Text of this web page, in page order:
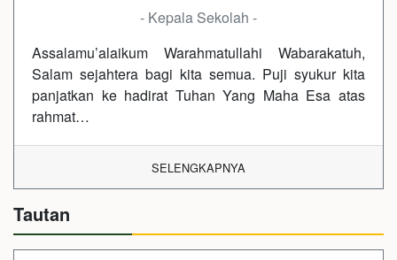
- Kepala Sekolah -
Assalamu’alaikum Warahmatullahi Wabarakatuh,
Salam sejahtera bagi kita semua. Puji syukur kita
panjatkan ke hadirat Tuhan Yang Maha Esa atas
rahmat…
SELENGKAPNYA
Tautan